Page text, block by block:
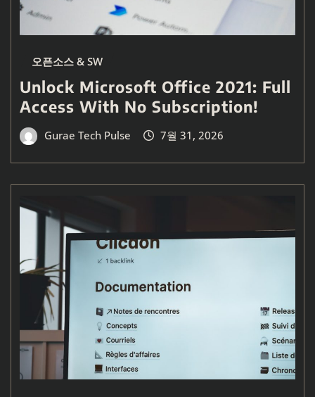
오픈소스 & SW
Unlock Microsoft Office 2021: Full
Access With No Subscription!
Gurae Tech Pulse 7월 31, 2026